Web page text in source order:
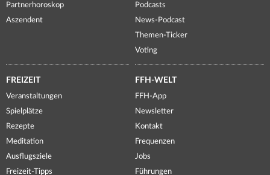
Partnerhoroskop
Aszendent
Podcasts
News-Podcast
Themen-Ticker
Voting
FREIZEIT
Veranstaltungen
Spielplätze
Rezepte
Meditation
Ausflugsziele
Freizeit-Tipps
FFH-WELT
FFH-App
Newsletter
Kontakt
Frequenzen
Jobs
Führungen